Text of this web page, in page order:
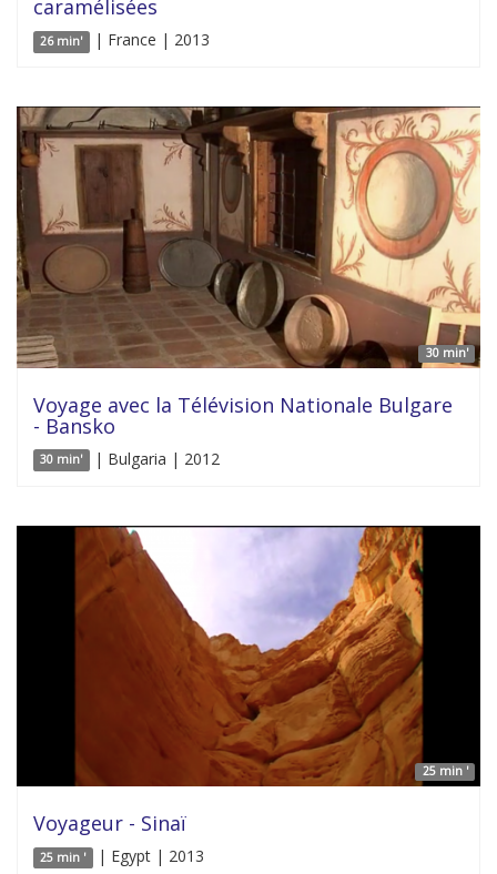
caramélisées
26 min' | France | 2013
30 min'
Voyage avec la Télévision Nationale Bulgare
- Bansko
30 min' | Bulgaria | 2012
25 min '
Voyageur - Sinaï
25 min ' | Egypt | 2013